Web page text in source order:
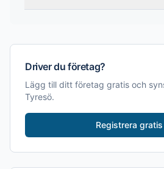
Driver du företag?
Lägg till ditt företag gratis och
Tyresö.
Registrera gratis